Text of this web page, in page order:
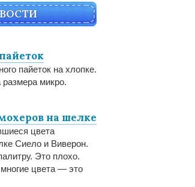
пайеток на хлопке.
размера микро.
на шелке
цвета
Сиело и Виверон.
Это плохо.
цвета — это